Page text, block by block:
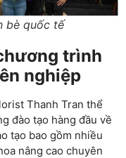
bè quốc tế
trình
nghiệp
Thanh Tran thể
đào tạo hàng đầu về
tạo bao gồm nhiều
nâng cao chuyên